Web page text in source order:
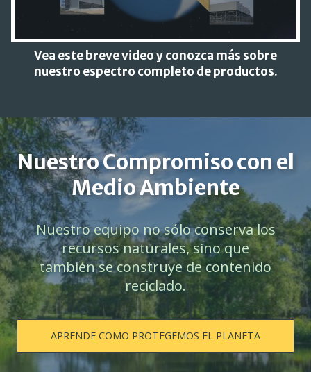
Vea este breve video y conozca más sobre
nuestro espectro completo de productos.
Nuestro Compromiso con el
Medio Ambiente
Nuestro equipo no sólo conserva los
recursos naturales, sino que
también se construye de contenido
reciclado.
APRENDE COMO PROTEGEMOS EL PLANETA